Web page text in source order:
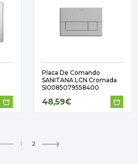
Placa De Comando
SANITANA LCN Cromada
SI0085079558400
48,59€
1 2